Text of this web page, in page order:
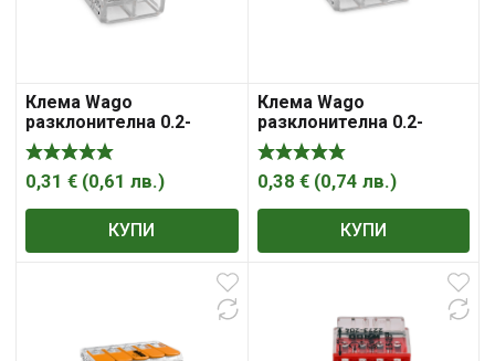
Клема Wago
разклонителна 0.2-
4мм2, прозрачна, 32A, 2
гнезда, Compact
0,31 € (0,61 лв.)
КУПИ
Клема Wago
разклонителна 0.2-
4мм2, прозрачна, 32A, 3
гнезда, Compact
0,38 € (0,74 лв.)
КУПИ